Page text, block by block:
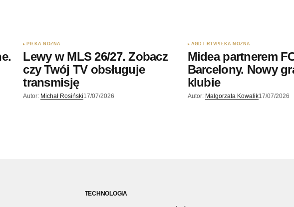
PIŁKA NOŻNA
Lewy w MLS 26/27. Zobacz
czy Twój TV obsługuje
transmisję
Autor: Michał Rosiński17/07/2026
AGD I RTV PIŁKA NOŻNA
Midea partnerem
Barcelony. Nowy
klubie
Autor: Malgorzata Kowalik17/07/2026
TECHNOLOGIA